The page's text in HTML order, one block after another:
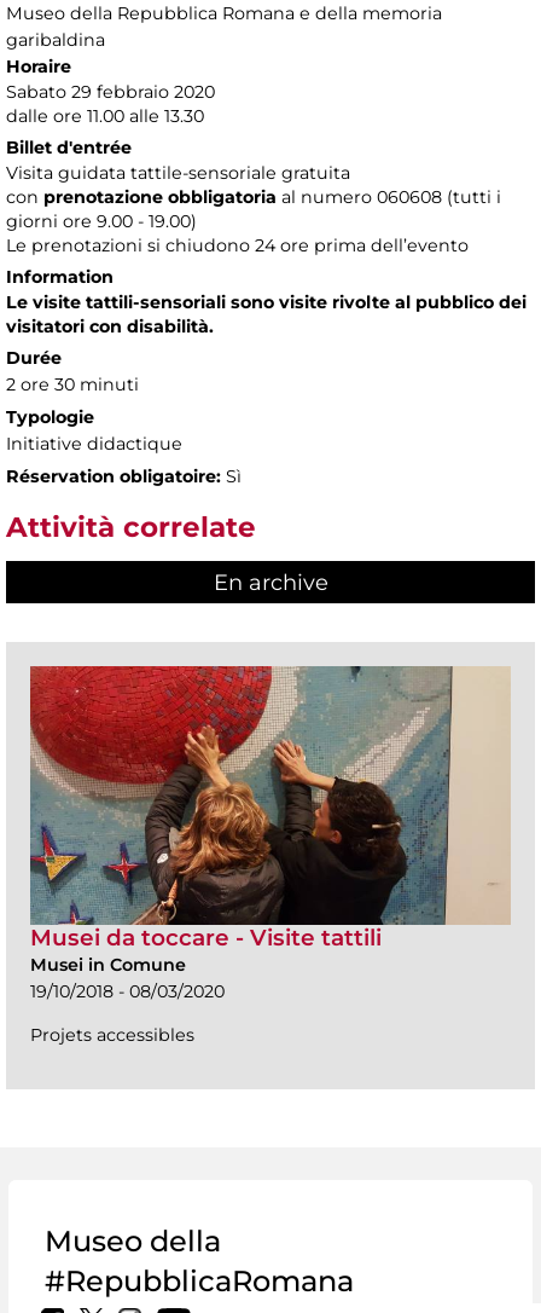
Museo della Repubblica Romana e della memoria
garibaldina
Horaire
Sabato 29 febbraio 2020
dalle ore 11.00 alle 13.30
Billet d'entrée
Visita guidata tattile-sensoriale gratuita
con prenotazione obbligatoria al numero 060608 (tutti i
giorni ore 9.00 - 19.00)
Le prenotazioni si chiudono 24 ore prima dell’evento
Information
Le visite tattili-sensoriali sono visite rivolte al pubblico dei
visitatori con disabilità.
Durée
2 ore 30 minuti
Typologie
Initiative didactique
Réservation obligatoire: Sì
Attività correlate
En archive
Musei da toccare - Visite tattili
Musei in Comune
19/10/2018 - 08/03/2020
Projets accessibles
Museo della
#RepubblicaRomana